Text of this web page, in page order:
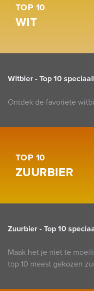
TOP 10
WIT
Witbier - Top 10
Ontdek de favoriete
TOP 10
ZUURBIER
Zuurbier - Top 10
Maak het je niet te
top 10 meest gekozen